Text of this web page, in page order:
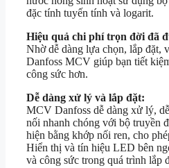
đặc tính tuyến tính và logarit.
Hiệu quả chi phí trọn đời đã
Nhờ dễ dàng lựa chọn, lắp đặt,
Danfoss MCV giúp bạn tiết
công sức hơn.
Dễ dàng xử lý và lắp đặt:
MCV Danfoss dễ dàng xử lý,
nối nhanh chóng với bộ truyền
hiện bằng khớp nối ren, cho
Hiển thị và tín hiệu LED bên
và công sức trong quá trình lắp